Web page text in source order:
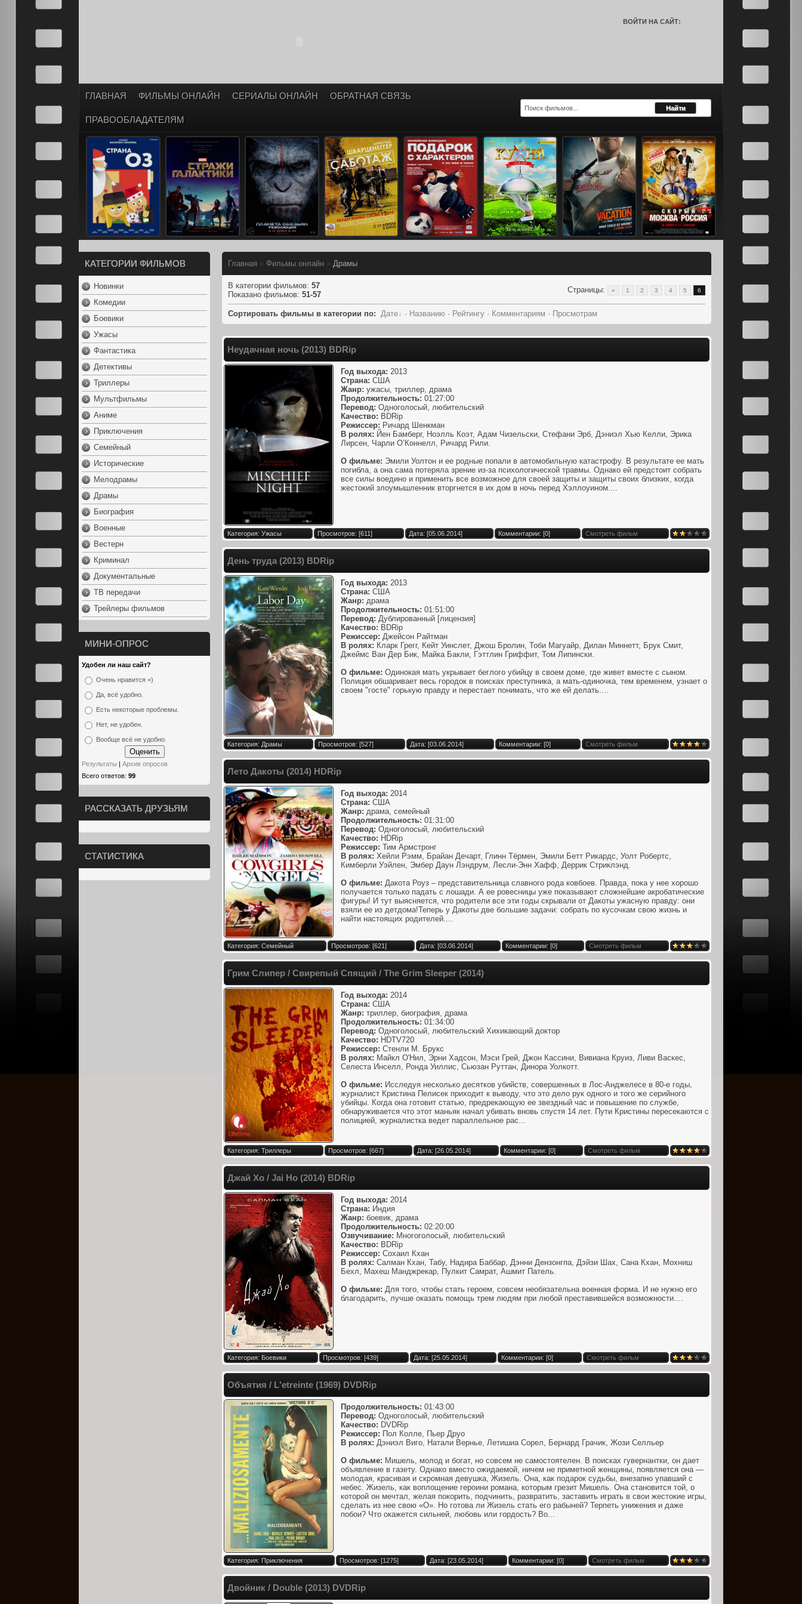
ВОЙТИ НА САЙТ:
ГЛАВНАЯ ФИЛЬМЫ ОНЛАЙН СЕРИАЛЫ ОНЛАЙН ОБРАТНАЯ СВЯЗЬ
ПРАВООБЛАДАТЕЛЯМ
КАТЕГОРИИ ФИЛЬМОВ
Новинки
Комедии
Боевики
Ужасы
Фантастика
Детективы
Триллеры
Мультфильмы
Аниме
Приключения
Семейный
Исторические
Мелодрамы
Драмы
Биография
Военные
Вестерн
Криминал
Документальные
ТВ передачи
Трейлеры фильмов
МИНИ-ОПРОС
Удобен ли наш сайт?
Очень нравится =)
Да, всё удобно.
Есть некоторые проблемы.
Нет, не удобен.
Вообще всё не удобно.
Результаты
Архив опросов
Всего ответов: 99
РАССКАЗАТЬ ДРУЗЬЯМ
СТАТИСТИКА
Главная » Фильмы онлайн » Драмы
В категории фильмов: 57
Показано фильмов: 51-57
Страницы: « 1 2 3 4 5 6
Сортировать фильмы в категории по: Дате · Названию · Рейтингу · Комментариям · Просмотрам
Неудачная ночь (2013) BDRip
Год выхода: 2013
Страна: США
Жанр: ужасы, триллер, драма
Продолжительность: 01:27:00
Перевод: Одноголосый, любительский
Качество: BDRip
Режиссер: Ричард Шенкман
В ролях: Йен Бамберг, Ноэлль Коэт, Адам Чизельски, Стефани Эрб, Дэниэл Хью Келли, Эрика
Лирсен, Чарли О’Коннелл, Ричард Рили.
О фильме: Эмили Уолтон и ее родные попали в автомобильную катастрофу. В результате ее мать
погибла, а она сама потеряла зрение из-за психологической травмы. Однако ей предстоит собрать
все силы воедино и применить все возможное для своей защиты и защиты своих близких, когда
жестокий злоумышленник вторгнется в их дом в ночь перед Хэллоуином....
Категория: Ужасы Просмотров: [611] Дата: [05.06.2014] Комментарии: [0] Смотреть фильм
День труда (2013) BDRip
Год выхода: 2013
Страна: США
Жанр: драма
Продолжительность: 01:51:00
Перевод: Дублированный [лицензия]
Качество: BDRip
Режиссер: Джейсон Райтман
В ролях: Кларк Грегг, Кейт Уинслет, Джош Бролин, Тоби Магуайр, Дилан Миннетт, Брук Смит,
Джеймс Ван Дер Бик, Майка Бакли, Гэттлин Гриффит, Том Липински.
О фильме: Одинокая мать укрывает беглого убийцу в своем доме, где живет вместе с сыном.
Полиция обшаривает весь городок в поисках преступника, а мать-одиночка, тем временем, узнает о
своем "госте" горькую правду и перестает понимать, что же ей делать....
Категория: Драмы Просмотров: [527] Дата: [03.06.2014] Комментарии: [0] Смотреть фильм
Лето Дакоты (2014) HDRip
Год выхода: 2014
Страна: США
Жанр: драма, семейный
Продолжительность: 01:31:00
Перевод: Одноголосый, любительский
Качество: HDRip
Режиссер: Тим Армстронг
В ролях: Хейли Рэмм, Брайан Дечарт, Глинн Тёрмен, Эмили Бетт Рикардс, Уолт Робертс,
Кимберли Уэйлен, Эмбер Даун Лэндрум, Лесли-Энн Хафф, Деррик Стриклэнд.
О фильме: Дакота Роуз – представительница славного рода ковбоев. Правда, пока у нее хорошо
получается только падать с лошади. А ее ровесницы уже показывают сложнейшие акробатические
фигуры! И тут выясняется, что родители все эти годы скрывали от Дакоты ужасную правду: они
взяли ее из детдома!Теперь у Дакоты две большие задачи: собрать по кусочкам свою жизнь и
найти настоящих родителей....
Категория: Семейный Просмотров: [621] Дата: [03.06.2014] Комментарии: [0] Смотреть фильм
Грим Слипер / Свирепый Спящий / The Grim Sleeper (2014)
Год выхода: 2014
Страна: США
Жанр: триллер, биография, драма
Продолжительность: 01:34:00
Перевод: Одноголосый, любительский Хихикающий доктор
Качество: HDTV720
Режиссер: Стенли М. Брукс
В ролях: Майкл О'Нил, Эрни Хадсон, Мэси Грей, Джон Кассини, Вивиана Круиз, Ливи Васкес,
Селеста Инселл, Ронда Уиллис, Сьюзан Руттан, Динора Уолкотт.
О фильме: Исследуя несколько десятков убийств, совершенных в Лос-Анджелесе в 80-е годы,
журналист Кристина Пелисек приходит к выводу, что это дело рук одного и того же серийного
убийцы. Когда она готовит статью, предрекающую ее звездный час и повышение по службе,
обнаруживается что этот маньяк начал убивать вновь спустя 14 лет. Пути Кристины пересекаются с
полицией, журналистка ведет параллельное рас...
Категория: Триллеры Просмотров: [667] Дата: [26.05.2014] Комментарии: [0] Смотреть фильм
Джай Хо / Jai Ho (2014) ВDRip
Год выхода: 2014
Страна: Индия
Жанр: боевик, драма
Продолжительность: 02:20:00
Озвучивание: Многоголосый, любительский
Качество: ВDRip
Режиссер: Сохаил Кхан
В ролях: Салман Кхан, Табу, Надира Баббар, Дэнни Дензонгпа, Дэйзи Шах, Сана Кхан, Мохниш
Бехл, Махеш Манджрекар, Пулкит Самрат, Ашмит Патель.
О фильме: Для того, чтобы стать героем, совсем необязательна военная форма. И не нужно его
благодарить, лучше оказать помощь трем людям при любой преставившейся возможности....
Категория: Боевики Просмотров: [439] Дата: [25.05.2014] Комментарии: [0] Смотреть фильм
Объятия / L'etreinte (1969) DVDRip
Продолжительность: 01:43:00
Перевод: Одноголосый, любительский
Качество: DVDRip
Режиссер: Пол Колле, Пьер Друо
В ролях: Дэниэл Виго, Натали Вернье, Летишиа Сорел, Бернард Грачик, Жози Селльер
О фильме: Мишель, молод и богат, но совсем не самостоятелен. В поисках гувернантки, он дает
объявление в газету. Однако вместо ожидаемой, ничем не приметной женщины, появляется она —
молодая, красивая и скромная девушка, Жизель. Она, как подарок судьбы, внезапно упавший с
небес. Жизель, как воплощение героини романа, которым грезит Мишель. Она становится той, о
которой он мечтал, желая покорить, подчинить, развратить, заставить играть в свои жестокие игры,
сделать из нее свою «О». Но готова ли Жизель стать его рабыней? Терпеть унижения и даже
побои? Что окажется сильней, любовь или гордость? Во...
Категория: Приключения Просмотров: [1275] Дата: [23.05.2014] Комментарии: [0] Смотреть фильм
Двойник / Double (2013) DVDRip